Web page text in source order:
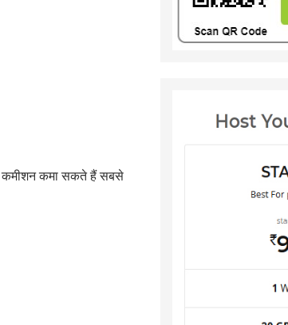
कमीशन कमा सकते हैं सबसे